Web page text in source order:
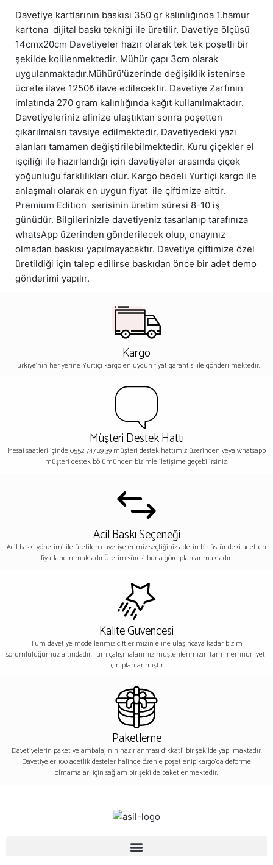
Davetiye kartlarının baskısı 350 gr kalınlığında 1.hamur
kartona dijital baskı tekniği ile üretilir. Davetiye ölçüsü
14cmx20cm Davetiyeler hazır olarak tek tek poşetli bir
şekilde kolilenmektedir. Mühür çapı 3cm olarak
uygulanmaktadır.Mühürü'üzerinde değişiklik istenirse
ücrete ilave 1250₺ ilave edilecektir. Davetiye Zarfının
imlatında 270 gram kalınlığında kağıt kullanılmaktadır.
Davetiyeleriniz elinize ulaştıktan sonra poşetten
çıkarılmaları tavsiye edilmektedir. Davetiyedeki yazı
alanları tamamen değiştirilebilmektedir. Kuru çiçekler el
işçiliği ile hazırlandığı için davetiyeler arasında çiçek
yoğunluğu farklılıkları olur. Kargo bedeli Yurtiçi kargo ile
anlaşmalı olarak en uygun fiyat ile çiftimize aittir.
Premium Edition serisinin üretim süresi 8-10 iş
günüdür. Bilgilerinizle davetiyeniz tasarlanıp tarafınıza
whatsApp üzerinden gönderilecek olup, onayınız
olmadan baskısı yapılmayacaktır. Davetiye çiftimize özel
üretildiği için talep edilirse baskıdan önce bir adet demo
gönderimi yapılır.
Kargo
Türkiye'nin her yerine Yurtiçi kargo en uygun fiyat garantisi ile gönderilmektedir.
Müşteri Destek Hattı
Mesai saatleri içinde 0552 747 29 39 müşteri destek hattımız üzerinden veya whatsapp
müşteri destek bölümünden bizimle iletişime geçebilirsiniz.
Acil Baskı Seçeneği
Acil baskı yönetimi ile üretilen davetiyelerimiz seçtiğiniz adetin bir üstündeki adetten
fiyatlandırılmaktadır.Üretim süresi buna göre planlanmaktadır.
Kalite Güvencesi
Tüm davetiye modellerimiz çiftlerimizin eline ulaşıncaya kadar bizim
sorumluluğumuz altındadır.Tüm çalışmalarımız müşterilerimizin tam memnuniyeti
için planlanmıştır.
Paketleme
Davetiyelerin paket ve ambalajının hazırlanması dikkatli bir şekilde yapılmaktadır.
Davetiyeler 100 adetlik desteler halinde özenle poşetlenip kargo’da deforme
olmamaları için sağlam bir şekilde paketlenmektedir.